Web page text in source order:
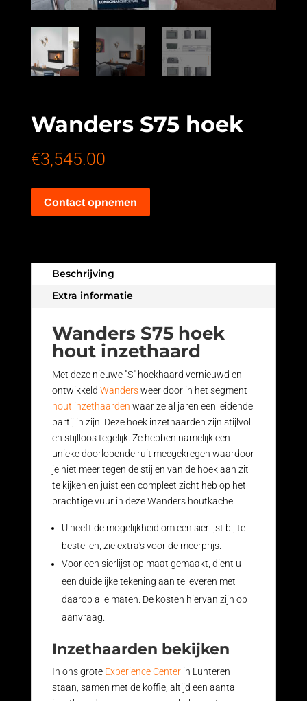
Wanders S75 hoek
€3,545.00
Contact opnemen
Beschrijving
Extra informatie
Wanders S75 hoek
hout inzethaard
Met deze nieuwe "S" hoekhaard vernieuwd en
ontwikkeld Wandersweer door in het segment
hout inzethaarden waar ze al jaren een leidende
partij in zijn. Deze hoek inzethaarden zijn stijlvol
en stijlloos tegelijk. Ze hebben namelijk een
unieke doorlopende ruit meegekregen waardoor
je niet meer tegen de stijlen van de hoek aan zit
te kijken en juist een compleet zicht heb op het
prachtige vuur in deze Wanders houtkachel.
U heeft de mogelijkheid om een sierlijst bij te
bestellen, zie extra's voor de meerprijs.
Voor een sierlijst op maat gemaakt, dient u
een duidelijke tekening aan te leveren met
daarop alle maten. De kosten hiervan zijn op
aanvraag.
Inzethaarden bekijken
In ons grote Experience Centerin Lunteren
staan, samen met de koffie, altijd een aantal